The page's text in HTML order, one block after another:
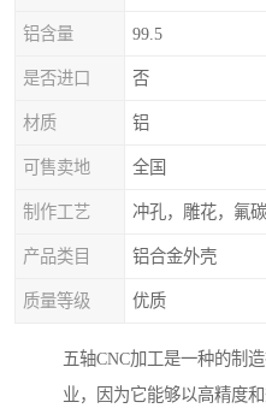
铝含量 99.5
是否进口 否
材质 铝
可售卖地 全国
制作工艺 冲孔，雕花，氟碳
产品类目 铝合金外壳
质量等级 优质
五轴CNC加工是一种的制
业，因为它能够以高精度